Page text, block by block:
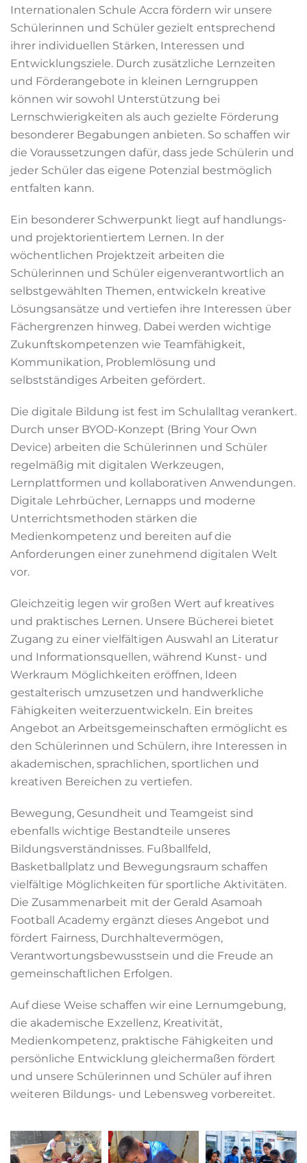
Internationalen Schule Accra fördern wir unsere
Schülerinnen und Schüler gezielt entsprechend
ihrer individuellen Stärken, Interessen und
Entwicklungsziele. Durch zusätzliche Lernzeiten
und Förderangebote in kleinen Lerngruppen
können wir sowohl Unterstützung bei
Lernschwierigkeiten als auch gezielte Förderung
besonderer Begabungen anbieten. So schaffen wir
die Voraussetzungen dafür, dass jede Schülerin und
jeder Schüler das eigene Potenzial bestmöglich
entfalten kann.
Ein besonderer Schwerpunkt liegt auf handlungs-
und projektorientiertem Lernen. In der
wöchentlichen Projektzeit arbeiten die
Schülerinnen und Schüler eigenverantwortlich an
selbstgewählten Themen, entwickeln kreative
Lösungsansätze und vertiefen ihre Interessen über
Fächergrenzen hinweg. Dabei werden wichtige
Zukunftskompetenzen wie Teamfähigkeit,
Kommunikation, Problemlösung und
selbstständiges Arbeiten gefördert.
Die digitale Bildung ist fest im Schulalltag verankert.
Durch unser BYOD-Konzept (Bring Your Own
Device) arbeiten die Schülerinnen und Schüler
regelmäßig mit digitalen Werkzeugen,
Lernplattformen und kollaborativen Anwendungen.
Digitale Lehrbücher, Lernapps und moderne
Unterrichtsmethoden stärken die
Medienkompetenz und bereiten auf die
Anforderungen einer zunehmend digitalen Welt
vor.
Gleichzeitig legen wir großen Wert auf kreatives
und praktisches Lernen. Unsere Bücherei bietet
Zugang zu einer vielfältigen Auswahl an Literatur
und Informationsquellen, während Kunst- und
Werkraum Möglichkeiten eröffnen, Ideen
gestalterisch umzusetzen und handwerkliche
Fähigkeiten weiterzuentwickeln. Ein breites
Angebot an Arbeitsgemeinschaften ermöglicht es
den Schülerinnen und Schülern, ihre Interessen in
akademischen, sprachlichen, sportlichen und
kreativen Bereichen zu vertiefen.
Bewegung, Gesundheit und Teamgeist sind
ebenfalls wichtige Bestandteile unseres
Bildungsverständnisses. Fußballfeld,
Basketballplatz und Bewegungsraum schaffen
vielfältige Möglichkeiten für sportliche Aktivitäten.
Die Zusammenarbeit mit der Gerald Asamoah
Football Academy ergänzt dieses Angebot und
fördert Fairness, Durchhaltevermögen,
Verantwortungsbewusstsein und die Freude an
gemeinschaftlichen Erfolgen.
Auf diese Weise schaffen wir eine Lernumgebung,
die akademische Exzellenz, Kreativität,
Medienkompetenz, praktische Fähigkeiten und
persönliche Entwicklung gleichermaßen fördert
und unsere Schülerinnen und Schüler auf ihren
weiteren Bildungs- und Lebensweg vorbereitet.